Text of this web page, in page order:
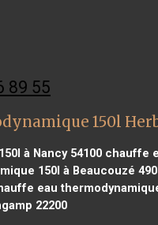
89 55
150l
à Nancy 54100chauffe
150l à Beaucouzé
eau
22200